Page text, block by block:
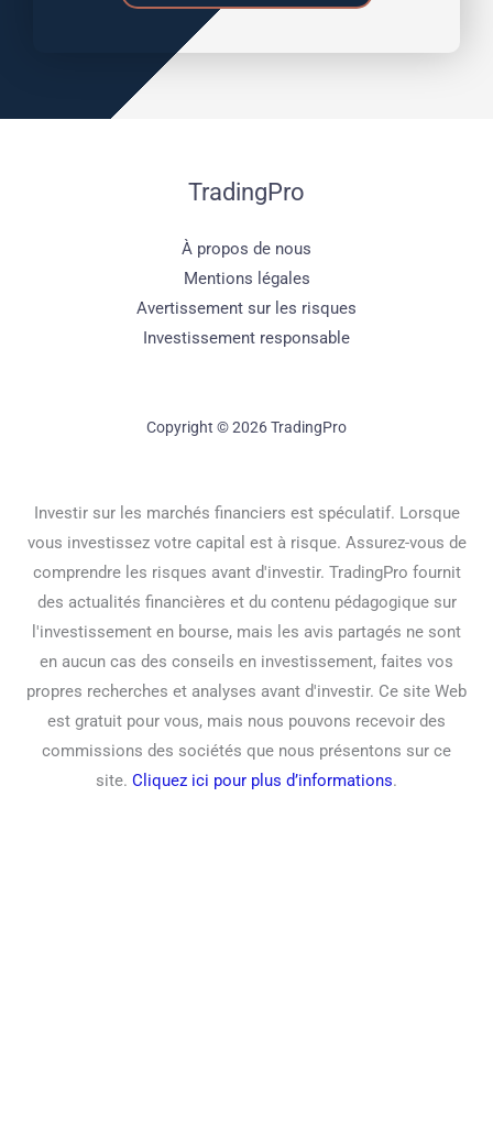
TradingPro
À propos de nous
Mentions légales
Avertissement sur les risques
Investissement responsable
Copyright © 2026 TradingPro
Investir sur les marchés financiers est spéculatif. Lorsque
vous investissez votre capital est à risque. Assurez-vous de
comprendre les risques avant d'investir. TradingPro fournit
des actualités financières et du contenu pédagogique sur
l'investissement en bourse, mais les avis partagés ne sont
en aucun cas des conseils en investissement, faites vos
propres recherches et analyses avant d'investir. Ce site Web
est gratuit pour vous, mais nous pouvons recevoir des
commissions des sociétés que nous présentons sur ce
site. Cliquez ici pour plus d’informations.